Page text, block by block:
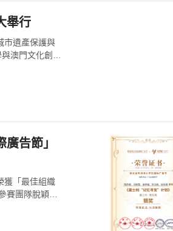
舉行
市遺產保護與
澳門文化創意
告節」
獲「最佳組織
賽團隊脫穎而